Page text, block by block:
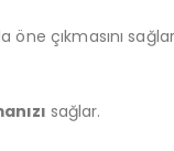
çıkmasını
sağlar.